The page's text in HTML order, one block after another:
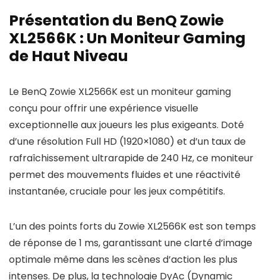
Présentation du BenQ Zowie
XL2566K : Un Moniteur Gaming
de Haut Niveau
Le BenQ Zowie XL2566K est un moniteur gaming
conçu pour offrir une expérience visuelle
exceptionnelle aux joueurs les plus exigeants. Doté
d’une résolution Full HD (1920×1080) et d’un taux de
rafraîchissement ultrarapide de 240 Hz, ce moniteur
permet des mouvements fluides et une réactivité
instantanée, cruciale pour les jeux compétitifs.
L’un des points forts du Zowie XL2566K est son temps
de réponse de 1 ms, garantissant une clarté d’image
optimale même dans les scènes d’action les plus
intenses. De plus, la technologie DyAc (Dynamic